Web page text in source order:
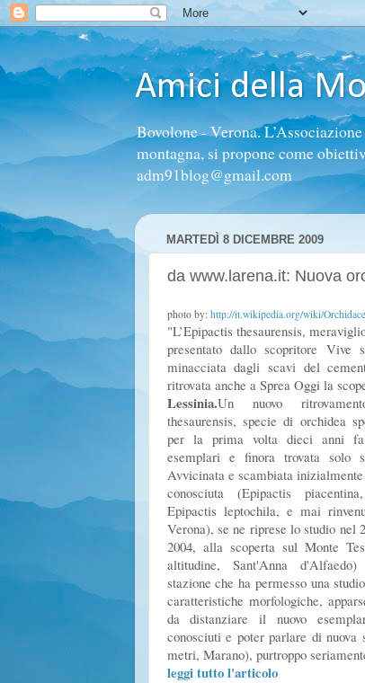
Amici della
Bovolone - Verona.
montagna, si propone come
adm91blog@gmail.com
MARTEDÌ 8 DICEMBRE 2009
da www.larena.it: Nuova
photo by: http://it.wikipedia.org/wiki/
"L’Epipactis thesaurensis,
presentato dallo scopritore Vive
minacciata dagli scavi del
ritrovata anche a Sprea Oggi la
Lessinia.Un nuovo
thesaurensis, specie di orchidea
per la prima volta dieci anni
esemplari e finora trovata solo
Avvicinata e scambiata
conosciuta (Epipactis
Epipactis leptochila, e mai
Verona), se ne riprese lo studio nel
2004, alla scoperta sul Monte
altitudine, Sant'Anna
stazione che ha permesso una
caratteristiche morfologiche,
da distanziare il nuovo
conosciuti e poter parlare di
metri, Marano), purtroppo
leggi tutto l'articolo